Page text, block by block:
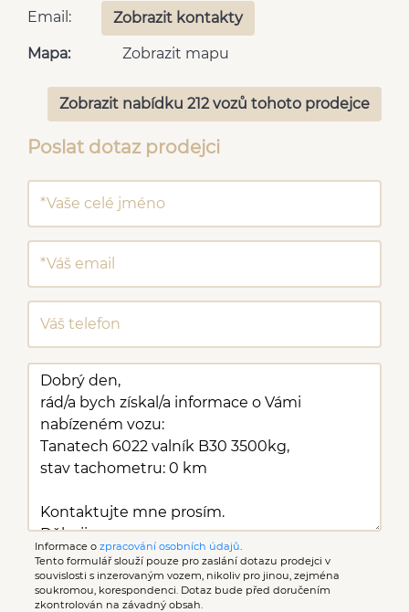
Email:
Zobrazit kontakty
Mapa: Zobrazit mapu
Zobrazit nabídku 212 vozů tohoto prodejce
Poslat dotaz prodejci
Informace o zpracování osobních údajů
Tento formulář slouží pouze pro zaslání dotazu prodejci v
souvislosti s inzerovaným vozem, nikoliv pro jinou, zejména
soukromou, korespondenci. Dotaz bude před doručením
zkontrolován na závadný obsah.